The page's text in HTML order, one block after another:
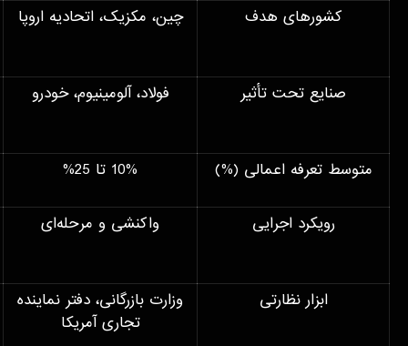
کشورهای هدف چین، مکزیک، اتحادیه اروپا
صنایع تحت تأثیر فولاد، آلومینیوم، خودرو
متوسط تعرفه اعمالی (%) 10% تا 25%
رویکرد اجرایی واکنشی و مرحله‌ای
ابزار نظارتی
وزارت بازرگانی، دفتر نماینده
تجاری آمریکا